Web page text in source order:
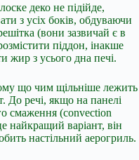
деко не підійде,
з усіх боків, обдуваючи
(вони зазвичай є в
піддон, інакше
жир з усього дна печі.
що чим щільніше лежить
До речі, якщо на панелі
смаження (convection
найкращий варіант, він
настільний аерогриль.